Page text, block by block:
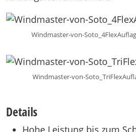
Windmaster-von-
Windmaster-von-
Details
Hohe Leistung bis zum